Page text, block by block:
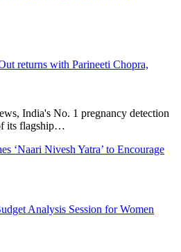
returns with Parineeti Chopra,
India's No. 1 pregnancy detection
its flagship…
‘Naari Nivesh Yatra’ to Encourage
Analysis Session for Women